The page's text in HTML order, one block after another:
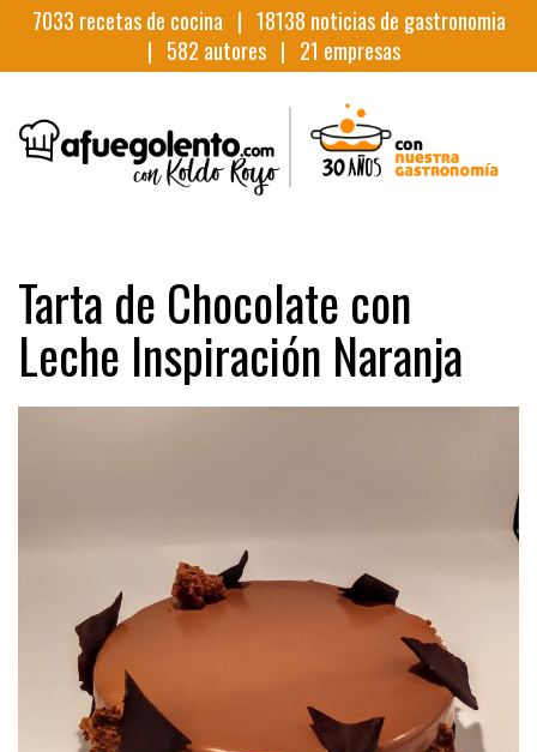
7033 recetas de cocina | 18138 noticias de gastronomia
| 582 autores | 21 empresas
Tarta de Chocolate con
Leche Inspiración Naranja